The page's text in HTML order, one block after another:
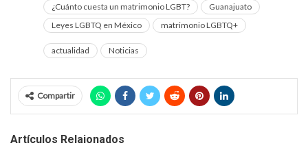
¿Cuánto cuesta un matrimonio LGBT?
Guanajuato
Leyes LGBTQ en México
matrimonio LGBTQ+
actualidad Noticias
Compartir
Artículos Relaionados